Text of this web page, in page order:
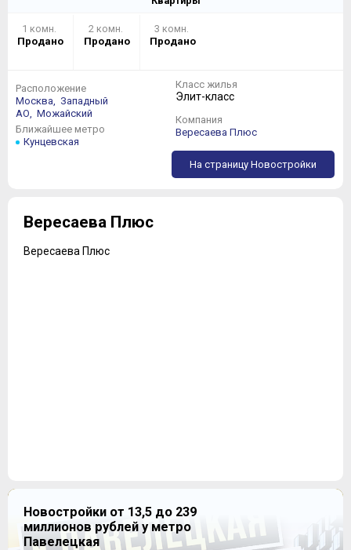
1 комн.
Продано
2 комн.
Продано
3 комн.
Продано
Расположение
Москва, Западный
АО, Можайский
Ближайшее метро
Кунцевская
Класс жилья
Элит-класс
Компания
Вересаева Плюс
На страницу Новостройки
Вересаева Плюс
Вересаева Плюс
Новостройки от 13,5 до 239
миллионов рублей у метро
Павелецкая